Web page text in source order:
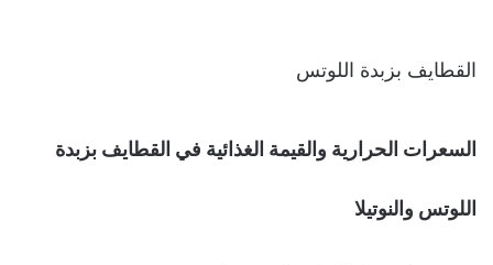
القطايف بزبدة اللوتس
السعرات الحرارية والقيمة الغذائية في القطايف بزبدة
اللوتس والنوتيلا